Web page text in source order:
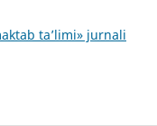
ta’limi» jurnali